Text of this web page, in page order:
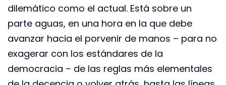
dilemático como el actual. Está sobre un
parte aguas, en una hora en la que debe
avanzar hacia el porvenir de manos – para no
exagerar con los estándares de la
democracia – de las reglas más elementales